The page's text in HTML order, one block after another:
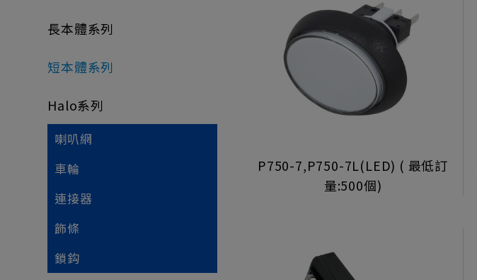
長本體系列
短本體系列
Halo系列
喇叭網
車輪
連接器
飾條
鎖鈎
P750-7,P750-7L(LED) ( 最低訂
量:500個)